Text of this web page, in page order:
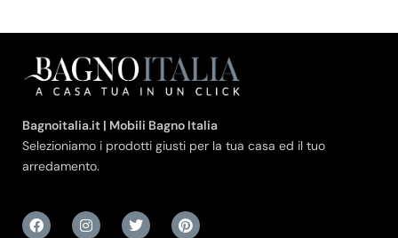
Bagnoitalia.it | Mobili Bagno Italia
Selezioniamo i prodotti giusti per la tua casa ed il tuo
arredamento.